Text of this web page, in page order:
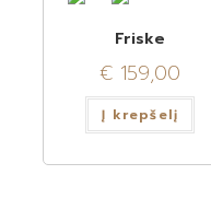
Friske
€ 159,00
Į krepšelį